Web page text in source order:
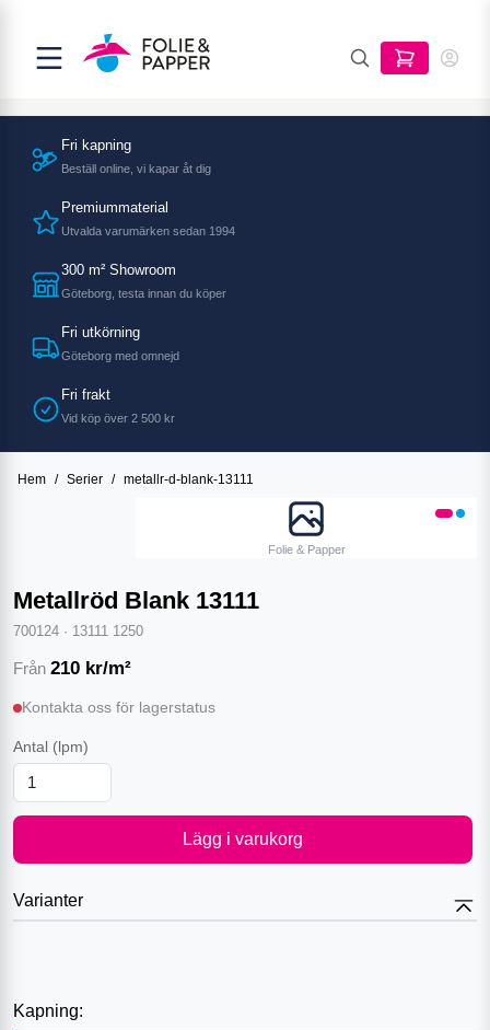
Fri kapning
Beställ online, vi kapar åt dig
Premiummaterial
Utvalda varumärken sedan 1994
300 m² Showroom
Göteborg, testa innan du köper
Fri utkörning
Göteborg med omnejd
Fri frakt
Vid köp över 2 500 kr
Hem / Serier / metallr-d-blank-13111
Folie & Papper
Metallröd Blank 13111
700124 · 13111 1250
Från 210 kr/m²
Kontakta oss för lagerstatus
Antal (lpm)
Lägg i varukorg
Varianter
Kapning: